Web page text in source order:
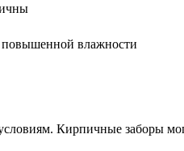
влажности
Кирпичные заборы